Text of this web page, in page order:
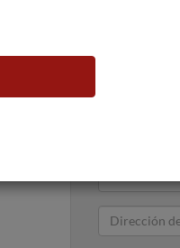
Recibe
mundo